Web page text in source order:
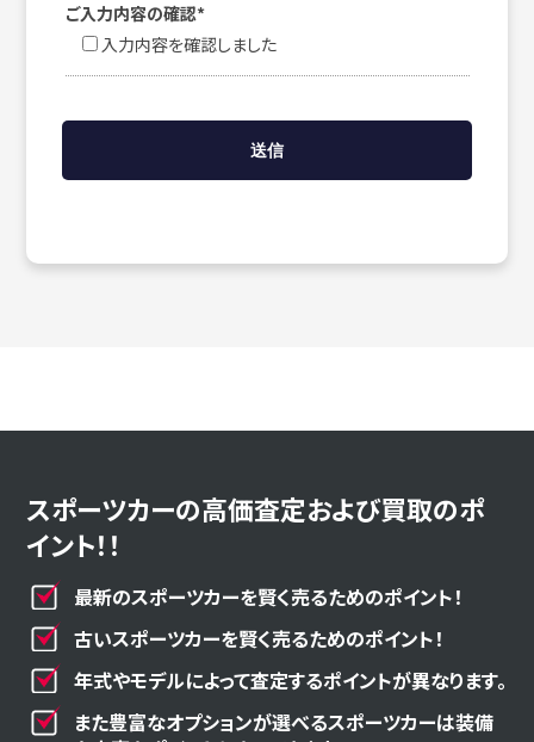
ご入力内容の確認*
入力内容を確認しました
スポーツカーの高価査定および買取のポ
イント！！
最新のスポーツカーを賢く売るためのポイント！
古いスポーツカーを賢く売るためのポイント！
年式やモデルによって査定するポイントが異なります。
また豊富なオプションが選べるスポーツカーは装備